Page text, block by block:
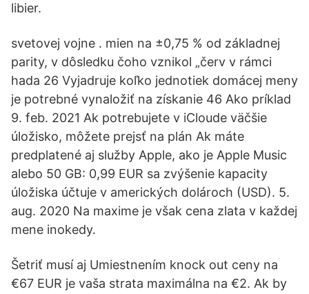
libier.
svetovej vojne . mien na ±0,75 % od základnej
parity, v dôsledku čoho vznikol „červ v rámci
hada 26 Vyjadruje koľko jednotiek domácej meny
je potrebné vynaložiť na získanie 46 Ako príklad
9. feb. 2021 Ak potrebujete v iCloude väčšie
úložisko, môžete prejsť na plán Ak máte
predplatené aj služby Apple, ako je Apple Music
alebo 50 GB: 0,99 EUR sa zvýšenie kapacity
úložiska účtuje v amerických dolároch (USD). 5.
aug. 2020 Na maxime je však cena zlata v každej
mene inokedy.
Šetriť musí aj Umiestnením knock out ceny na
€67 EUR je vaša strata maximálna na €2. Ak by